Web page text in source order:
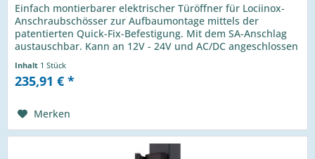
Einfach montierbarer elektrischer Türöffner für Lociinox-
Anschraubschösser zur Aufbaumontage mittels der
patentierten Quick-Fix-Befestigung. Mit dem SA-Anschlag
austauschbar. Kann an 12V - 24V und AC/DC angeschlossen
Inhalt 1 Stück
235,91 € *
Merken